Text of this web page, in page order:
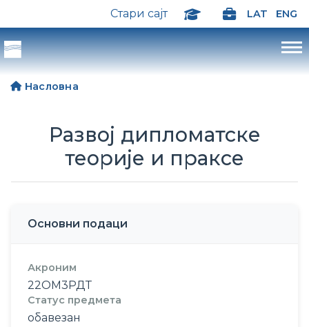
Стари сајт LAT ENG
Насловна
Развој дипломатске
теорије и праксе
Основни подаци
Акроним
22ОМ3РДТ
Статус предмета
обавезан